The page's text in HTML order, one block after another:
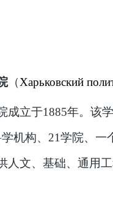
（Харьковский
成立于1885年。该
机构、21学院、
人文、基础、通用